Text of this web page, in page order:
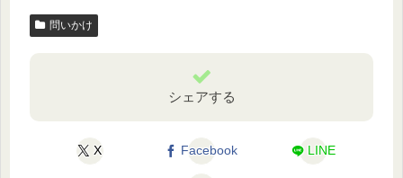
問いかけ
シェアする
X Facebook LINE